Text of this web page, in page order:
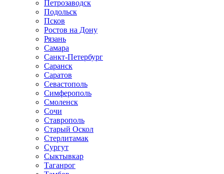
Петрозаводск
Подольск
Псков
Ростов на Дону
Рязань
Самара
Санкт-Петербург
Саранск
Саратов
Севастополь
Симферополь
Смоленск
Сочи
Ставрополь
Старый Оскол
Стерлитамак
Сургут
Сыктывкар
Таганрог